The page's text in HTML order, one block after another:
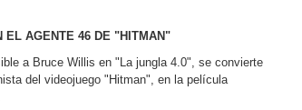
EL AGENTE 46 DE "HITMAN"
a Bruce Willis en "La jungla 4.0", se convierte
del videojuego "Hitman", en la película